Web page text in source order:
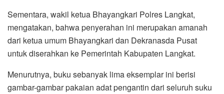
Sementara, wakil ketua Bhayangkari Polres Langkat,
mengatakan, bahwa penyerahan ini merupakan amanah
dari ketua umum Bhayangkari dan Dekranasda Pusat
untuk diserahkan ke Pemerintah Kabupaten Langkat.
Menurutnya, buku sebanyak lima eksemplar ini berisi
gambar-gambar pakaian adat pengantin dari seluruh suku